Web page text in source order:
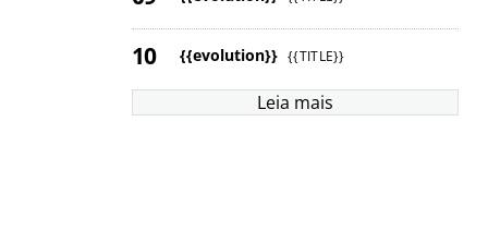
{{evolution}} {{TITLE}}
Leia mais